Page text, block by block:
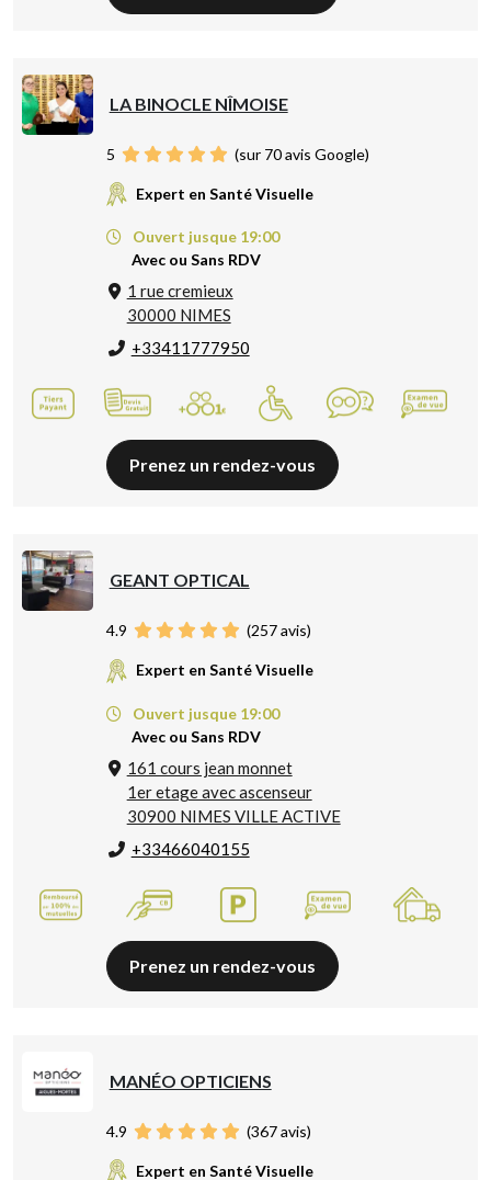
LA BINOCLE NÎMOISE
5 (sur 70 avis Google)
Expert en Santé Visuelle
Ouvert jusque 19:00
Avec ou Sans RDV
1 rue cremieux
30000 NIMES
+33411777950
Prenez un rendez-vous
GEANT OPTICAL
4.9 (257avis)
Expert en Santé Visuelle
Ouvert jusque 19:00
Avec ou Sans RDV
161 cours jean monnet
1er etage avec ascenseur
30900 NIMES VILLE ACTIVE
+33466040155
Prenez un rendez-vous
MANÉO OPTICIENS
4.9 (367avis)
Expert en Santé Visuelle